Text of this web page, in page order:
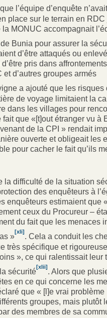
que l’équipe d’enquête
place sur le terrain en RDC
MONUC accompagnait
Bunia pour assurer la
d’être attaqués ou
pris dans
d’autres groupes armés
a ajouté que les risques
de voyage limitaient la
dans les villages pour
que «[t]out étranger vu à
de la CPI » rendait
ouverte et obligeait les
pour cacher le fait qu’ils
la difficulté de la situation
des enquêteurs à
enquêteurs estimaient que
ceux du Procureur –
du fait que les menaces
»[xli] . Cela a conduit les
très spécifique et
», ce qui ralentissait leur
sécurité[xlii]
. Alors que
en ce qui concerne les
que « [l]e vrai problème
groupes, mais plutôt
des membres de sa